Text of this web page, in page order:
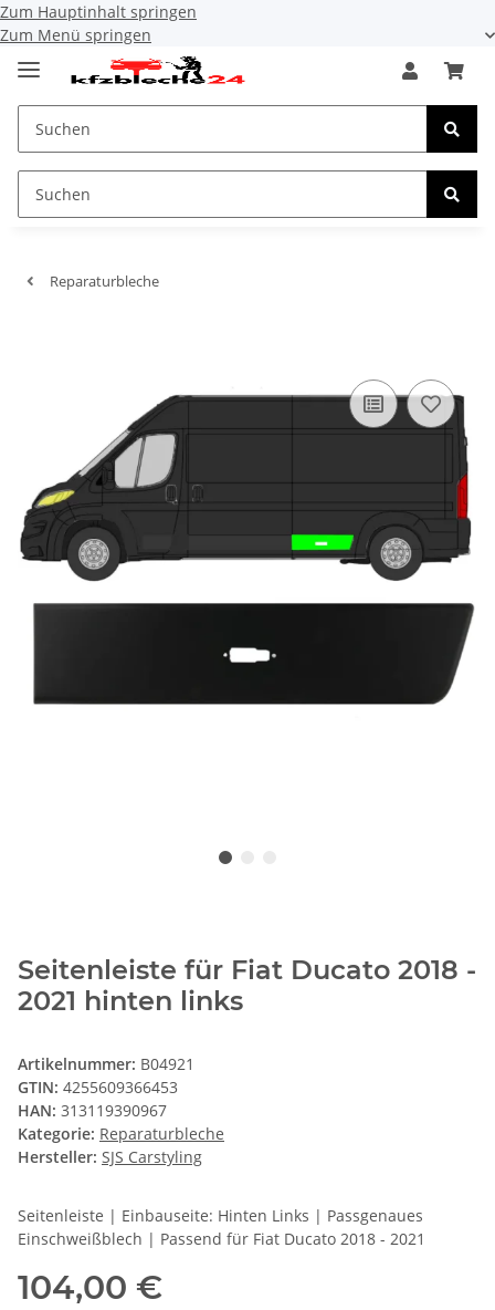
Zum Hauptinhalt springen
Zum Menü springen
Reparaturbleche
Seitenleiste für Fiat Ducato 2018 -
2021 hinten links
Artikelnummer: B04921
GTIN: 4255609366453
HAN: 313119390967
Kategorie: Reparaturbleche
Hersteller: SJS Carstyling
Seitenleiste | Einbauseite: Hinten Links | Passgenaues
Einschweißblech | Passend für Fiat Ducato 2018 - 2021
104,00 €